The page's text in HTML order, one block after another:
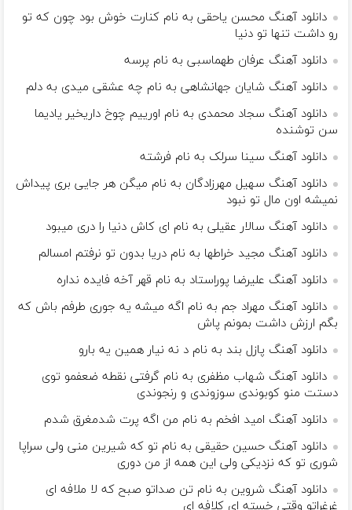
دانلود آهنگ محسن یاحقی به نام کنارت خوش بود چون که تو
رو داشت تنها تو دنیا
دانلود آهنگ عرفان طهماسبی به نام پرسه
دانلود آهنگ شایان جهانشاهی به نام چه عشقی میدی به دلم
دانلود آهنگ سجاد محمدی به نام اورییم چوخ داریخیر یادیما
سن توشنده
دانلود آهنگ سینا سرلک به نام فرشته
دانلود آهنگ سهیل مهرزادگان به نام میگن هر جایی بری پیداش
نمیشه اون مال تو نبود
دانلود آهنگ سالار عقیلی به نام ای کاش دنیا را دری میبود
دانلود آهنگ مجید خراطها به نام دریا بدون تو نرفتم امسالم
دانلود آهنگ علیرضا پوراستاد به نام قهر آخه فایده نداره
دانلود آهنگ مهراد جم به نام اگه میشه یه جوری طرفم باش که
بگم ارزش داشت بمونم پاش
دانلود آهنگ پازل بند به نام د نه نیار همین یه بارو
دانلود آهنگ شهاب مظفری به نام گرفتی نقطه ضعفمو توی
دستت منو کوبوندی سوزوندی و رنجوندی
دانلود آهنگ امید افخم به نام من اگه پرت شدمغرق شدم
دانلود آهنگ حسین حقیقی به نام تو که شیرین منی ولی سراپا
شوری تو که نزدیکی ولی این همه از من دوری
دانلود آهنگ شروین به نام تن صداتو صبح که لا ملافه ای
غرغراتو وقتی خسته ای کلافه ای